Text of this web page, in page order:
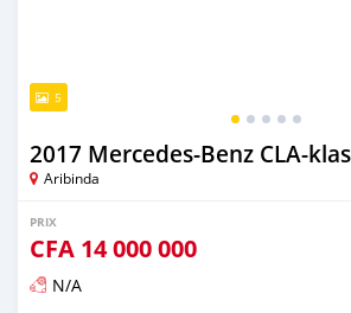
5
2017 Mercedes-Benz CLA-
Aribinda
PRIX
CFA 14 000 000
N/A